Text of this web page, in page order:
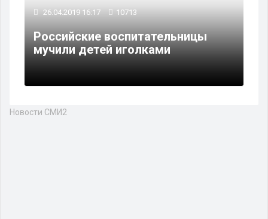
26.04.2019 16:17 10713
Российские воспитательницы
мучили детей иголками
Новости СМИ2